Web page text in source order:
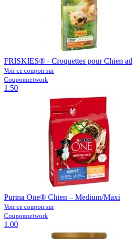
FRISKIES® - Croquettes pour Chien
Voir ce coupon sur
Couponnetwork
1.50
Purina One® Chien – Medium/Maxi
Voir ce coupon sur
Couponnetwork
1.00